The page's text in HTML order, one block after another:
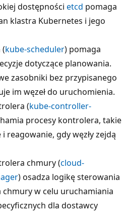
dostępności etcd pomaga
klastra Kubernetes i jego
kube-scheduler) pomaga
dotyczące planowania.
zasobniki bez przypisanego
im węzeł do uruchomienia.
(kube-controller-
procesy kontrolera, takie
reagowanie, gdy węzły zejdą
chmury (cloud-
) osadza logikę sterowania
chmury w celu uruchamiania
dla dostawcy